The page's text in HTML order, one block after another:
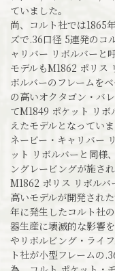
ていました。
尚、コルト社では1865
ズで.36口径 5連発のコ
ャリバー リボルバーと
モデルもM1862 ポリス
ボルバーのフレームを
の高いオクタゴン・バ
てM1849 ポケット リ
えたモデルとなってい
ネービー・キャリバー
ット リボルバーと同
ングレービングが施され
M1862 ポリス リボルバ
高いモデルが開発され
年に発生したコルト社
器生産に壊滅的な影響
やリボルビング・ライ
ト社が小型フレームの